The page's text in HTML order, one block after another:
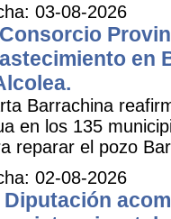
03-08-2026
en
Barrachina
en los 135
reparar el pozo
02-08-2026
Diputación